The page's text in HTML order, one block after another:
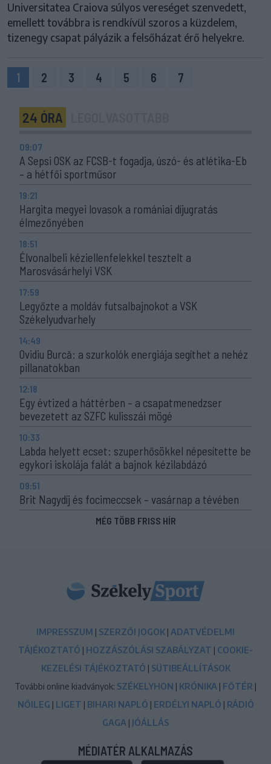
Universitatea Craiova súlyos vereséget szenvedett,
emellett továbbra is rendkívül szoros a küzdelem,
tizenegy csapat pályázik a felsőházat érő helyekre.
1 2 3 4 5 6 7
24 ÓRA
09:07
A Sepsi OSK az FCSB-t fogadja, úszó- és atlétika-Eb
– a hétfői sportműsor
19:21
Hargita megyei lovasok a romániai díjugratás
élmezőnyében
18:51
Élvonalbeli kéziellenfelekkel tesztelt a
Marosvásárhelyi VSK
17:59
Legyőzte a moldáv futsalbajnokot a VSK
Székelyudvarhely
14:49
Ovidiu Burcă: a szurkolók energiája segíthet a nehéz
pillanatokban
12:18
Egy évtized a háttérben – a csapatmenedzser
bevezetett az SZFC kulisszái mögé
10:33
Labda helyett ecset: szuperhősökkel népesítette be
egykori iskolája falát a bajnok kézilabdázó
09:51
Brit Nagydíj és focimeccsek – vasárnap a tévében
MÉG TÖBB FRISS HÍR
IMPRESSZUM | SZERZŐI JOGOK | ADATVÉDELMI
TÁJÉKOZTATÓ | HOZZÁSZÓLÁSI SZABÁLYZAT | COOKIE-
KEZELÉSI TÁJÉKOZTATÓ | SÜTIBEÁLLÍTÁSOK
További online kiadványok: SZÉKELYHON | KRÓNIKA | FŐTÉR |
NŐILEG | LIGET | BIHARI NAPLÓ | ERDÉLYI NAPLÓ | RÁDIÓ
GAGA | JÓÁLLÁS
MÉDIATÉR ALKALMAZÁS